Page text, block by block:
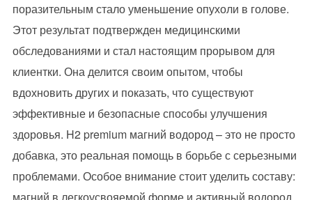
поразительным стало уменьшение опухоли в голове.
Этот результат подтвержден медицинскими
обследованиями и стал настоящим прорывом для
клиентки. Она делится своим опытом, чтобы
вдохновить других и показать, что существуют
эффективные и безопасные способы улучшения
здоровья. H2 premium магний водород – это не просто
добавка, это реальная помощь в борьбе с серьезными
проблемами. Особое внимание стоит уделить составу: